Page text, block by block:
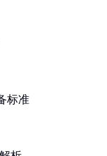
标准